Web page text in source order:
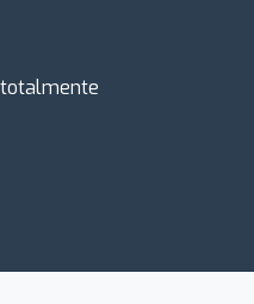
totalmente